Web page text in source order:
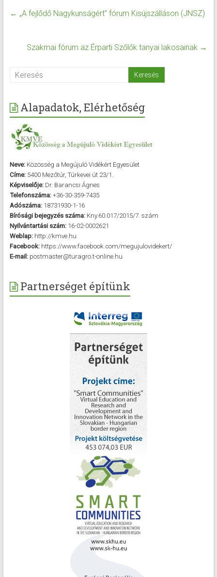
← „A fejlődő Nagykunságért” fórum Kisújszálláson (JNSZ)
Szakmai fórum az Érparti Szőlők tanyai lakosainak →
Alapadatok, Elérhetőség
Neve:Közösség a Megújuló Vidékért Egyesület
Címe:5400 Mezőtúr, Túrkevei út 23/1.
Képviselője:Dr. Barancsi Ágnes
Telefonszáma:+36-30-359-7435
Adószáma:18731930-1-16
Bírósági bejegyzés száma:Kny.60.017/2015/7. szám
Nyilvántartási szám:16-02-0002621
Weblap:http://kmve.hu
Facebook:https://www.facebook.com/megujulovidekert/
E-mail: postmaster@turagro.t-online.hu
Partnerséget építünk